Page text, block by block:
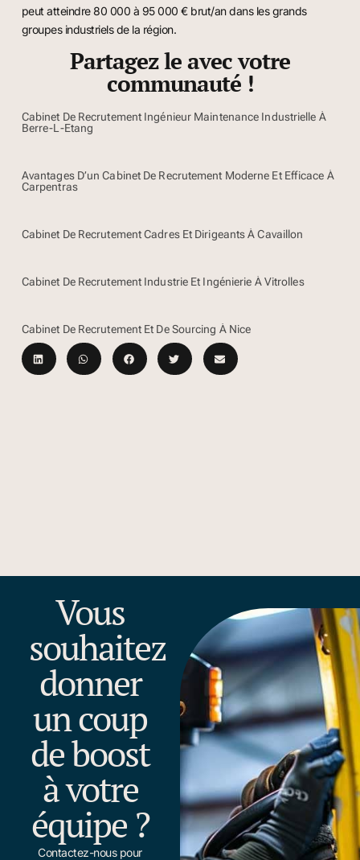
peut atteindre 80 000 à 95 000 € brut/an dans les grands
groupes industriels de la région.
Partagez le avec votre
communauté !
Cabinet De Recrutement Ingénieur Maintenance Industrielle À
Berre-L-Etang
Avantages D’un Cabinet De Recrutement Moderne Et Efficace À
Carpentras
Cabinet De Recrutement Cadres Et Dirigeants À Cavaillon
Cabinet De Recrutement Industrie Et Ingénierie À Vitrolles
Cabinet De Recrutement Et De Sourcing À Nice
Vous
souhaitez
donner
un coup
de boost
à votre
équipe ?
Contactez-nous pour